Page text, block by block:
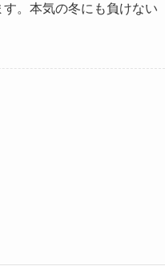
。本気の冬にも負けない